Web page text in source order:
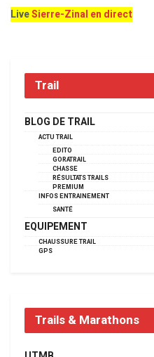
LiveSierre-Zinal en direct
Trail
BLOG DE TRAIL
ACTU TRAIL
EDITO
GORATRAIL
CHASSE
RÉSULTATS TRAILS
PREMIUM
INFOS ENTRAINEMENT
SANTÉ
EQUIPEMENT
CHAUSSURE TRAIL
GPS
Trails & Marathons